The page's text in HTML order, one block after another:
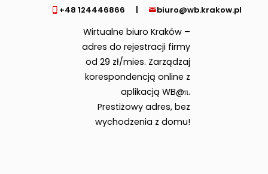
+48 124446866 | biuro@wb.krakow.pl
Wirtualne biuro Kraków –
adres do rejestracji firmy
od 29 zł/mies. Zarządzaj
korespondencją online z
aplikacją WB@π.
Prestiżowy adres, bez
wychodzenia z domu!